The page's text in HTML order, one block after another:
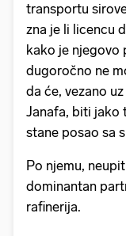
transportu
zna je li licencu
kako je njegovo
dugoročno ne
da će, vezano
Janafa, biti jako
stane posao sa
Po njemu,
dominantan
rafinerija.